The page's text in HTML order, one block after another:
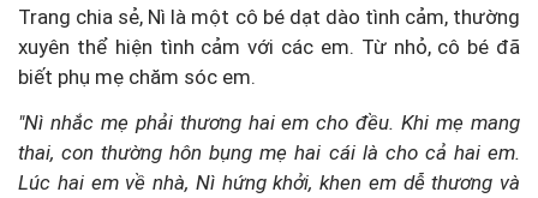
Trang chia sẻ, Nì là một cô bé dạt dào tình cảm, thường
xuyên thể hiện tình cảm với các em. Từ nhỏ, cô bé đã
biết phụ mẹ chăm sóc em.
"Nì nhắc mẹ phải thương hai em cho đều. Khi mẹ mang
thai, con thường hôn bụng mẹ hai cái là cho cả hai em.
Lúc hai em về nhà, Nì hứng khởi, khen em dễ thương và